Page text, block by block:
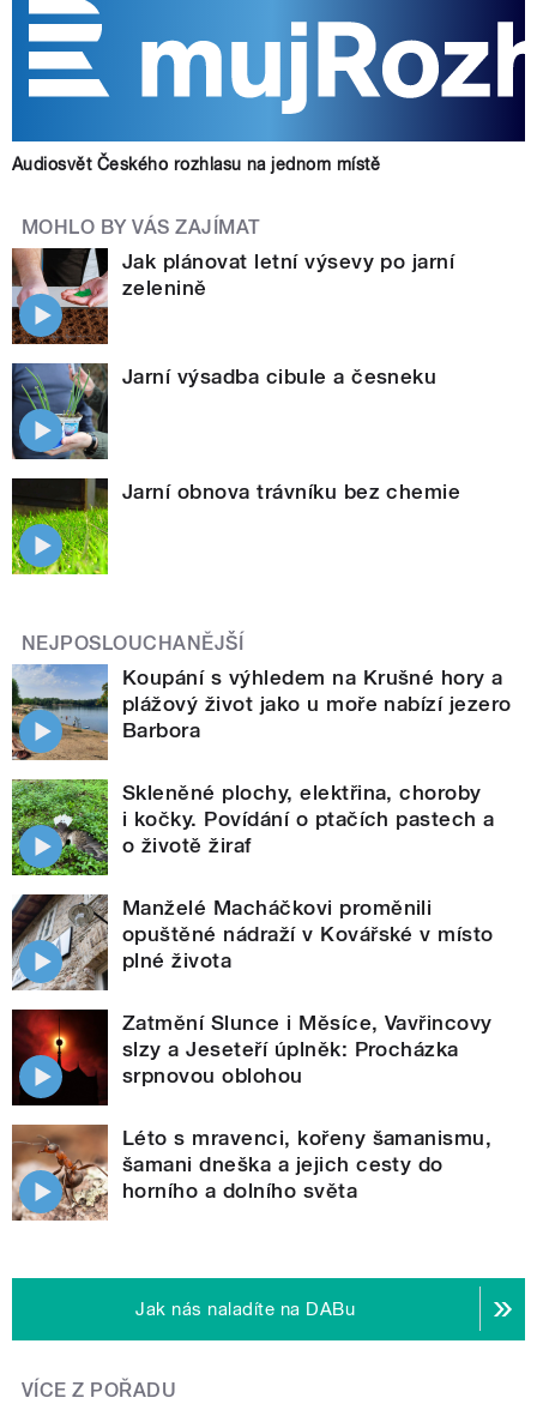
Audiosvět Českého rozhlasu na jednom místě
MOHLO BY VÁS ZAJÍMAT
Jak plánovat letní výsevy po jarní
zelenině
Jarní výsadba cibule a česneku
Jarní obnova trávníku bez chemie
NEJPOSLOUCHANĚJŠÍ
Koupání s výhledem na Krušné hory a
plážový život jako u moře nabízí jezero
Barbora
Skleněné plochy, elektřina, choroby
i kočky. Povídání o ptačích pastech a
o životě žiraf
Manželé Macháčkovi proměnili
opuštěné nádraží v Kovářské v místo
plné života
Zatmění Slunce i Měsíce, Vavřincovy
slzy a Jeseteří úplněk: Procházka
srpnovou oblohou
Léto s mravenci, kořeny šamanismu,
šamani dneška a jejich cesty do
horního a dolního světa
Jak nás naladíte na DABu
VÍCE Z POŘADU